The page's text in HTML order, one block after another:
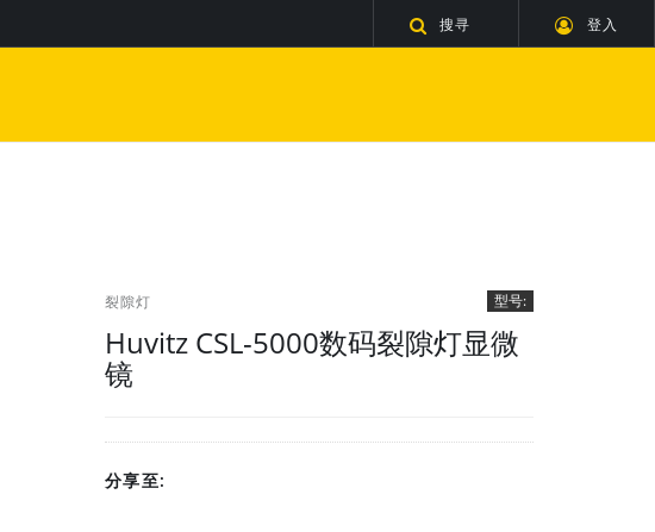
搜寻 登入
裂隙灯
Huvitz CSL-5000数码裂隙灯显微
镜
型号:
分享至: